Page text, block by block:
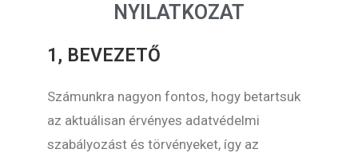
NYILATKOZAT
1, BEVEZETŐ
Számunkra nagyon fontos, hogy betartsuk
az aktuálisan érvényes adatvédelmi
szabályozást és törvényeket, így az